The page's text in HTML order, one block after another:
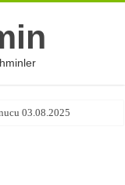
03.08.2025